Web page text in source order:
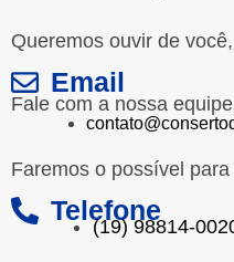
Queremos ouvir de você,
Email
Fale com a nossa
Faremos o possível
Telefone
(19) 98814-